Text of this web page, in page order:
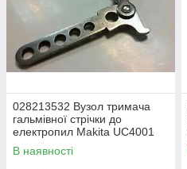
028213532 Вузол тримача
гальмівної стрічки до
електропил Makita UC4001
(оригінал)
В наявності